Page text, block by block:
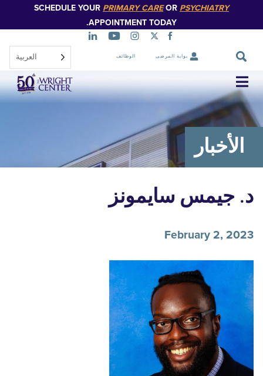
الرئيسي
SCHEDULE YOURPRIMARY CAREOR
APPOINTMENT TODAY.
بوابة المرضى الوظائف العربية‏
تخطي
التنقل
سايمونز
February